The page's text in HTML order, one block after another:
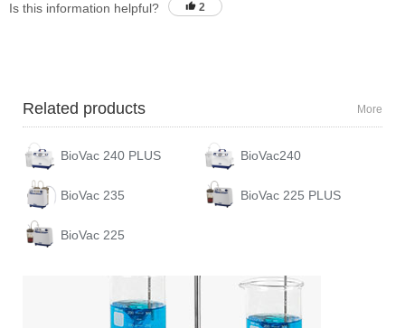
Is this information helpful? 2
Related products More
BioVac 240 PLUS BioVac240
BioVac 235 BioVac 225 PLUS
BioVac 225